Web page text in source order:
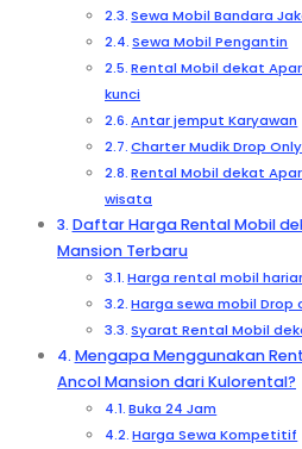
Sewa Mobil Bandara
Sewa Mobil Pengantin
Rental Mobil dekat
kunci
Antar jemput Karyawan
Charter Mudik Drop
Rental Mobil dekat
wisata
Daftar Harga Rental Mobil
Mansion Terbaru
Harga rental mobil
Harga sewa mobil Drop
Syarat Rental Mobil
Mengapa Menggunakan
Ancol Mansion dari Kulorental?
Buka 24 Jam
Harga Sewa Kompetitif